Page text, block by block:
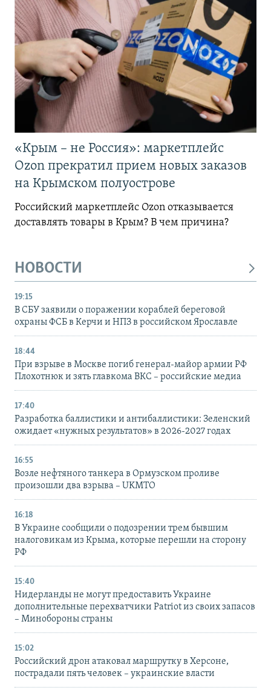
«Крым – не Россия»: маркетплейс
Ozon прекратил прием новых заказов
на Крымском полуострове
Российский маркетплейс Ozon отказывается
доставлять товары в Крым? В чем причина?
НОВОСТИ
19:15
В СБУ заявили о поражении кораблей береговой
охраны ФСБ в Керчи и НПЗ в российском Ярославле
18:44
При взрыве в Москве погиб генерал-майор армии РФ
Плохотнюк и зять главкома ВКС – российские медиа
17:40
Разработка баллистики и антибаллистики: Зеленский
ожидает «нужных результатов» в 2026-2027 годах
16:55
Возле нефтяного танкера в Ормузском проливе
произошли два взрыва – UKMTO
16:18
В Украине сообщили о подозрении трем бывшим
налоговикам из Крыма, которые перешли на сторону
РФ
15:40
Нидерланды не могут предоставить Украине
дополнительные перехватчики Patriot из своих запасов
– Минобороны страны
15:02
Российский дрон атаковал маршрутку в Херсоне,
пострадали пять человек – украинские власти